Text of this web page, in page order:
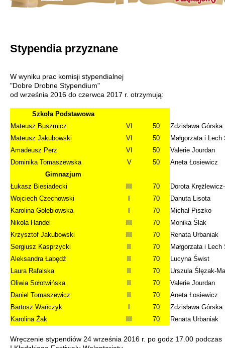
Stypendia przyznane
W wyniku prac komisji stypendialnej
"Dobre Drobne Stypendium"
od września 2016 do czerwca 2017 r. otrzymują:
Szkoła Podstawowa
Mateusz Buszmicz
VI 50
Zdzisława Górska
Mateusz Jakubowski
VI 50
Małgorzata i Lech
Amadeusz Perz
VI 50
Valerie Jourdan
Dominika Tomaszewska
V 50
Aneta Łosiewicz
Gimnazjum
Łukasz Biesiadecki
70
Dorota
Wojciech Czechowski
70
Danuta Lisota
Karolina Gołębiowska
70
Michał Piszko
Nikola Handel
70
Monika Ślak
Krzysztof Jakubowski
70
Renata Urbaniak
Sergiusz Kasprzycki
70
Małgorzata i Lech
Aleksandra Łabędź
70
Lucyna Świst
Laura Rafalska
70
Urszula Ślęzak-
Oliwia Sołotwińska
70
Valerie Jourdan
Daniel Tomaszewicz
70
Aneta Łosiewicz
Bartosz Wańczyk
70
Zdzisława Górska
Karolina Żak
70 Renata Urbaniak
Wręczenie stypendiów 24 września 2016 r. po godz 17.00 podczas